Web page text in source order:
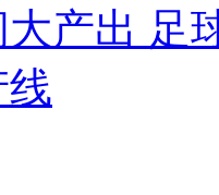
产出 足